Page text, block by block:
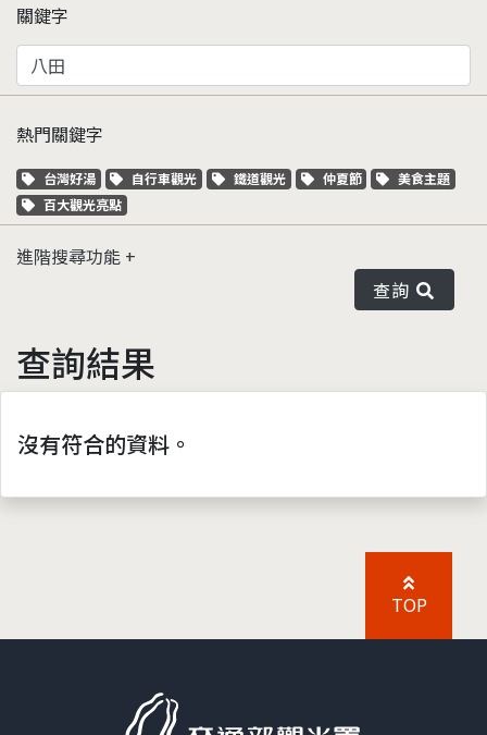
關鍵字
熱門關鍵字
關鍵字標籤
台灣好湯 關鍵字標籤
自行車觀光 關鍵字標籤
鐵道觀光 關鍵字標籤
仲夏節 關鍵字標籤
美食主題
關鍵字標籤
百大觀光亮點
進階搜尋功能
查詢
查詢結果
沒有符合的資料。
TOP